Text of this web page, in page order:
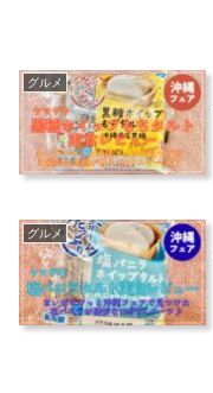
グルメ
グルメ